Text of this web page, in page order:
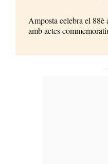
Amposta celebra el 88è
amb actes
-